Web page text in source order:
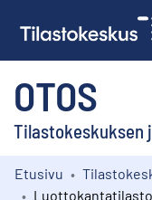
OTOS
Tilastokeskuksen
Kokoelmat
Etusivu